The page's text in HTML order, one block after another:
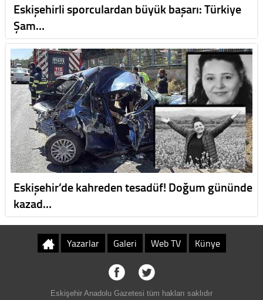
Eskişehirli sporculardan büyük başarı: Türkiye
Şam…
Eskişehir’de kahreden tesadüf! Doğum gününde
kazad…
Yazarlar Galeri Web TV Künye
Eskişehir Anadolu Gazetesi tüm hakları saklıdır